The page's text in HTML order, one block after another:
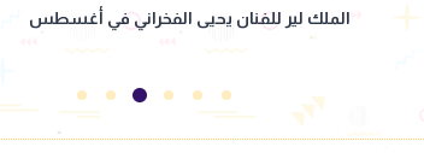
غياب أكثر من عام